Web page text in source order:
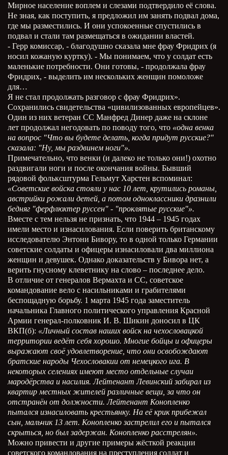
Мирное население воплем и слезами подтвердило её слова.
Не зная, как поступить, я предложил им занять подвал дома,
где мы разместились. И они успокоенные спустились в
подвал и стали там размещаться в ожидании властей.
- Герр комиссар, - благодушно сказала мне фрау Фридрих (я
носил кожаную куртку). - Мы понимаем, что у солдат есть
маленькие потребности. Они готовы, - продолжала фрау
Фридрих, - выделить им нескольких женщин помоложе
для…
Я не стал продолжать разговор с фрау Фридрих».
Сохранились свидетельства «цивилизованных европейцев».
Один из них ветеран СС Манфред Динер даже на склоне
лет продолжал негодовать по поводу того, что «одна венка
на вопрос "Что вы будете делать, когда придут русские?"
сказала: "Ну, мы раздвинем ноги"».
Примечательно, что венки (и далеко не только они!) охотно
раздвигали ноги и после окончания войны. Бывший
рядовой фольксштурма Гельмут Харстен вспоминал:
«Советские войска стояли у нас 10 лет, крутились романы,
австрийки рожали детей, а потом одноклассники дразнили
бедняг "ферфлюхтер руссен" - "проклятые русские"».
Вместе с тем нельзя не признать, что 1944 – 1945 годах
имели место и изнасилования. Если поверить британскому
исследователю Энтони Бивору, то в одной только Германии
советские солдаты и офицеры изнасиловали два миллиона
женщин и девушек. Однако доказательств у Бивора нет, а
верить гнусному клеветнику на слово – последнее дело.
В отличие от генералов Вермахта и СС, советское
командование вело с насильниками и грабителями
беспощадную борьбу. 1 марта 1945 года заместитель
начальника Главного политического управления Красной
Армии генерал-полковник И. В. Шикин доносил в ЦК
ВКП(б): «Личный состав наших войск на чехословацкой
территории ведёт себя хорошо. Многие бойцы и офицеры
выражают своё удовлетворение, что они освобождают
братские народы Чехословакии от немецкого ига. В
некоторых селениях имеют место отдельные случаи
мародёрства и насилия. Лейтенант Левинский забирал из
квартир местных жителей различные вещи, за что он
отстранён от должности. Лейтенант Конопленко
пытался изнасиловать крестьянку. На её крик прибежал
сын, мальчик 13 лет. Конопленко застрелил его и пытался
скрыться, но был задержан. Конопленко расстрелян».
Можно привести и другие примеры жёсткой реакции
советского командования на преступления солдат и